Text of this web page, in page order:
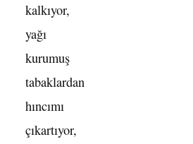
kalkıyor,
yağı
kurumuş
tabaklardan
hıncımı
çıkartıyor,